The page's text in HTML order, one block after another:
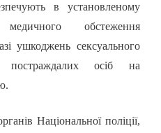
в установленому
обстеження
ушкоджень сексуального
постраждалих осіб на
Національної поліції,